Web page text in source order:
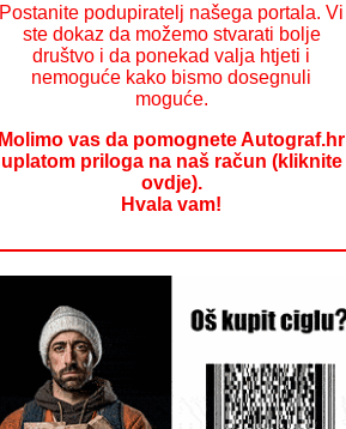
Postanite podupiratelj našega portala. Vi
ste dokaz da možemo stvarati bolje
društvo i da ponekad valja htjeti i
nemoguće kako bismo dosegnuli
moguće.
Molimo vas da pomognete Autograf.hr
uplatom priloga na naš račun (kliknite
ovdje).
Hvala vam!